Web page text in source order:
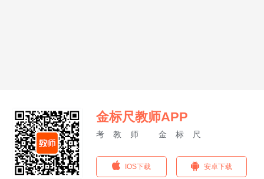
金标尺教师APP
考教师 金标尺
IOS下载 安卓下载